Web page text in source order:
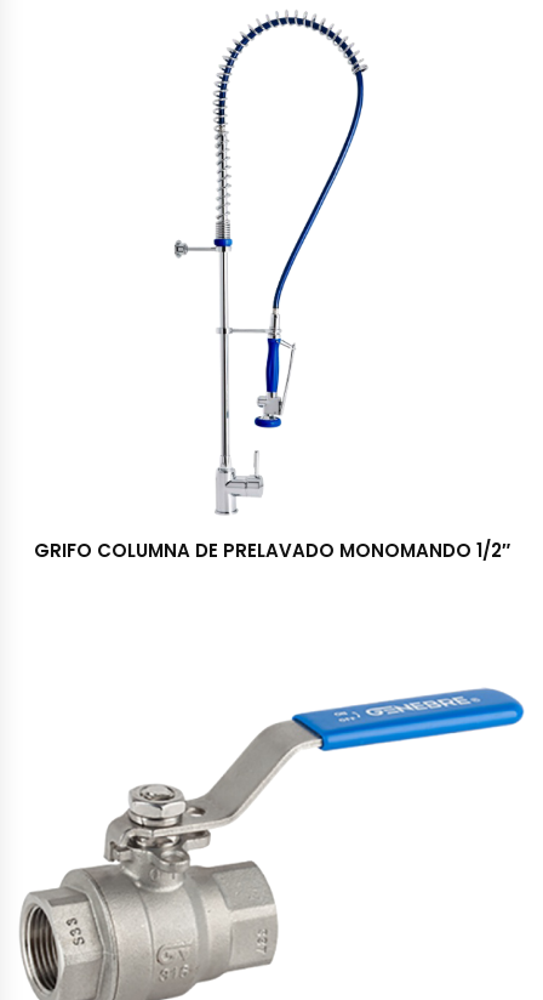
GRIFO COLUMNA DE PRELAVADO MONOMANDO 1/2″